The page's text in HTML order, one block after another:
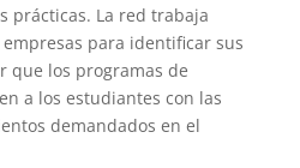
prácticas. La red trabaja
para identificar sus
que los programas de
a los estudiantes con las
demandados en el